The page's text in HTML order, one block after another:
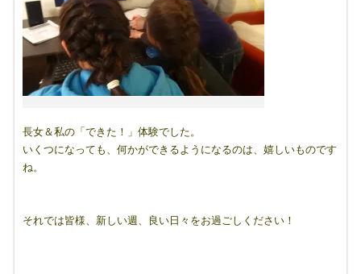
長女＆私の「できた！」体験でした。
いくつになっても、何かができるようになるのは、嬉しいものです
ね。
それでは皆様、新しい週、良い日々をお過ごしください！